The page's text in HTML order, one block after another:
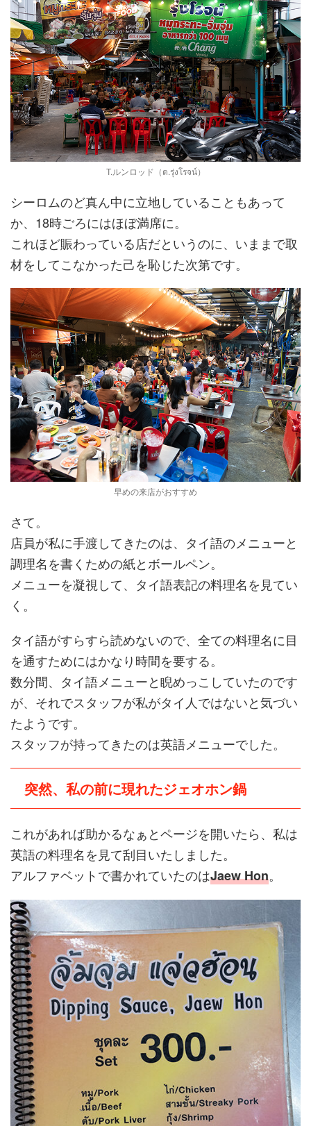
T.ルンロッド（ต.รุ่งโรจน์）
シーロムのど真ん中に立地していることもあって
か、18時ごろにはほぼ満席に。
これほど賑わっている店だというのに、いままで取
材をしてこなかった己を恥じた次第です。
早めの来店がおすすめ
さて。
店員が私に手渡してきたのは、タイ語のメニューと
調理名を書くための紙とボールペン。
メニューを凝視して、タイ語表記の料理名を見てい
く。
タイ語がすらすら読めないので、全ての料理名に目
を通すためにはかなり時間を要する。
数分間、タイ語メニューと睨めっこしていたのです
が、それでスタッフが私がタイ人ではないと気づい
たようです。
スタッフが持ってきたのは英語メニューでした。
突然、私の前に現れたジェオホン鍋
これがあれば助かるなぁとページを開いたら、私は
英語の料理名を見て刮目いたしました。
アルファベットで書かれていたのはJaew Hon。